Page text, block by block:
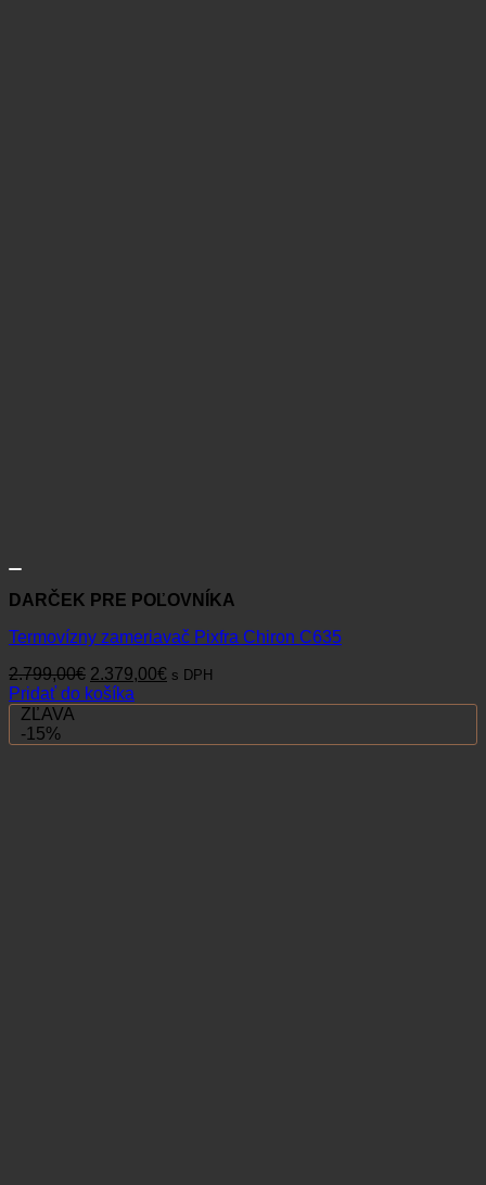
DARČEK PRE POĽOVNÍKA
Termovízny zameriavač Pixfra Chiron C635
2.799,00€ Pôvodná
cena
2.379,00€ Aktuálna
s DPH
Pridať do košíka
ZĽAVA
-15%